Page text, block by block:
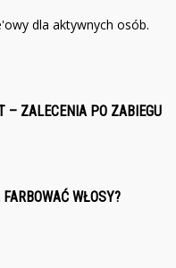
dla aktywnych osób.
– ZALECENIA PO ZABIEGU
WŁOSY?